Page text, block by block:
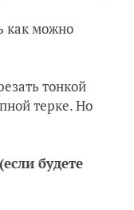
как можно
тонкой
терке. Но
будете